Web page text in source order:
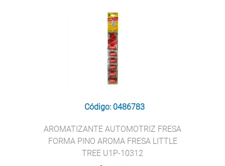
Código: 0486783
AROMATIZANTE AUTOMOTRIZ FRESA
FORMA PINO AROMA FRESA LITTLE
TREE U1P-10312